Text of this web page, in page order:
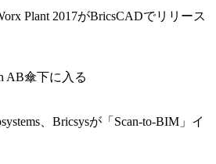
Plant 2017がBricsCADでリリース
AB傘下に入る
、Bricsysが「Scan-to-BIM」イ